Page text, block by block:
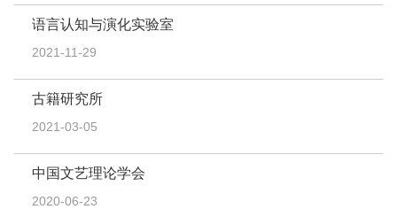
语言认知与演化实验室
2021-11-29
古籍研究所
2021-03-05
中国文艺理论学会
2020-06-23